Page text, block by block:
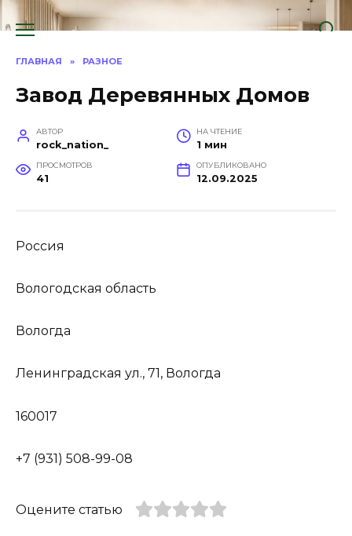
Перейти
к
ГЛАВНАЯ » РАЗНОЕ
Завод Деревянных Домов
АВТОР
rock_nation_
НА ЧТЕНИЕ
1 мин
ПРОСМОТРОВ
41
ОПУБЛИКОВАНО
12.09.2025
Россия
Вологодская область
Вологда
Ленинградская ул., 71, Вологда
160017
+7 (931) 508-99-08
Оцените статью